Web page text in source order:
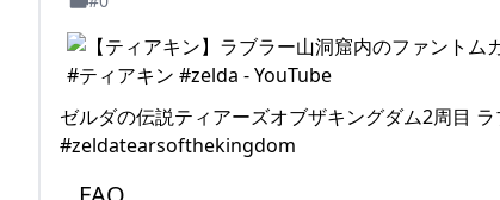
ゼルダの伝説ティアーズオブザキングダム2周目
#zeldatearsofthekingdom